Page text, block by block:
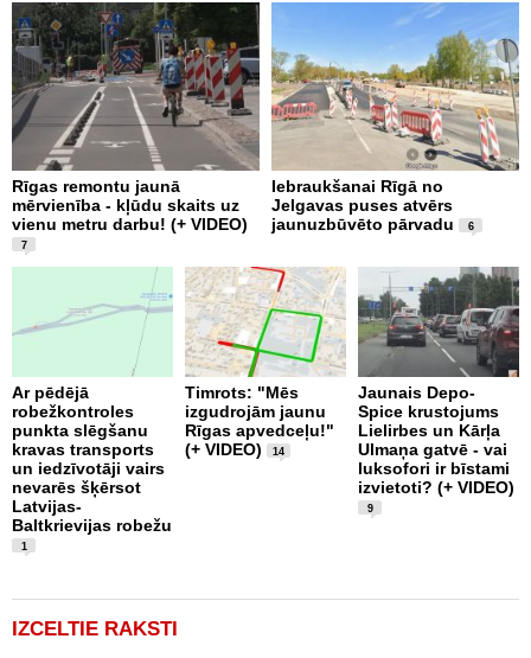
Rīgas remontu jaunā
mērvienība - kļūdu skaits uz
vienu metru darbu! (+ VIDEO)
7
Iebraukšanai Rīgā no
Jelgavas puses atvērs
jaunuzbūvēto pārvadu
6
Ar pēdējā
robežkontroles
punkta slēgšanu
kravas transports
un iedzīvotāji vairs
nevarēs šķērsot
Latvijas-
Baltkrievijas robežu
1
Timrots: "Mēs
izgudrojām jaunu
Rīgas apvedceļu!"
(+ VIDEO)
14
Jaunais Depo-
Spice krustojums
Lielirbes un Kārļa
Ulmaņa gatvē - vai
luksofori ir bīstami
izvietoti? (+ VIDEO)
9
IZCELTIE RAKSTI